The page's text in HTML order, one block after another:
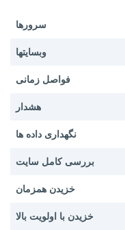
سرورها
وبسایتها
فواصل زمانی
هشدار
نگهداری داده ها
بررسی کامل سایت
خزیدن همزمان
خزیدن با اولویت بالا